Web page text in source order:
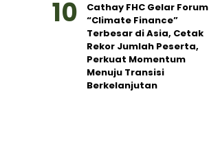
Cathay FHC Gelar Forum
“Climate Finance”
Terbesar di Asia, Cetak
Rekor Jumlah Peserta,
Perkuat Momentum
Menuju Transisi
Berkelanjutan